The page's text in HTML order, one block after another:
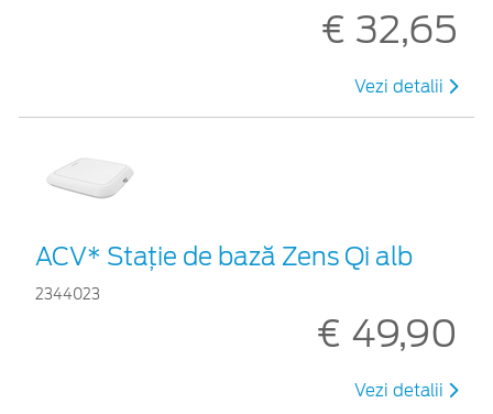
€ 32,65
Vezi detalii
ACV* Stație de bază Zens Qi alb
2344023
€ 49,90
Vezi detalii